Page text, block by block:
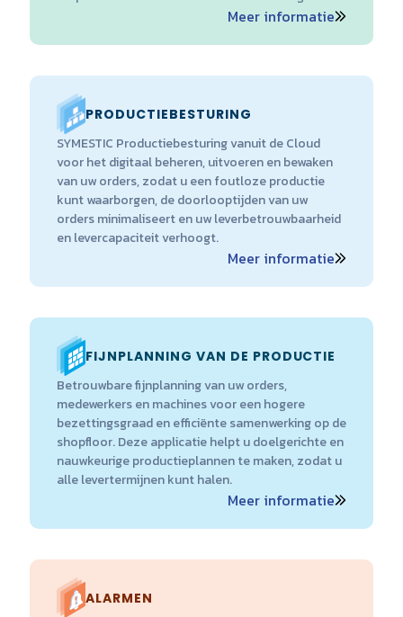
Meer informatie
PRODUCTIEBESTURING
SYMESTIC Productiebesturing vanuit de Cloud
voor het digitaal beheren, uitvoeren en bewaken
van uw orders, zodat u een foutloze productie
kunt waarborgen, de doorlooptijden van uw
orders minimaliseert en uw leverbetrouwbaarheid
en levercapaciteit verhoogt.
Meer informatie
FIJNPLANNING VAN DE PRODUCTIE
Betrouwbare fijnplanning van uw orders,
medewerkers en machines voor een hogere
bezettingsgraad en efficiënte samenwerking op de
shopfloor. Deze applicatie helpt u doelgerichte en
nauwkeurige productieplannen te maken, zodat u
alle levertermijnen kunt halen.
Meer informatie
ALARMEN